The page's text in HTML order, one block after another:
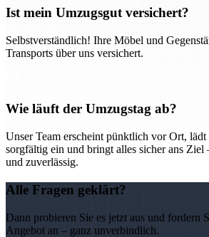
Ist mein Umzugsgut versichert?
Selbstverständlich! Ihre Möbel und
Transports über uns versichert.
Wie läuft der Umzugstag ab?
Unser Team erscheint pünktlich vor Ort, lädt
sorgfältig ein und bringt alles sicher ans Ziel
und zuverlässig.
Alle Fragen geklärt?
Dann probieren Sie es jetzt aus und fordern
Angebot an – ganz unverbindlich.